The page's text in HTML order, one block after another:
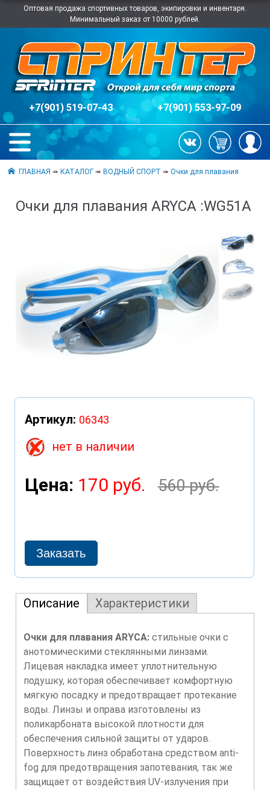
Оптовая продажа спортивных товаров, экипировки и инвентаря.
Минимальный заказ от 10000 рублей.
+7(901) 519-07-43 +7(901) 553-97-09
ГЛАВНАЯ ➠КАТАЛОГ ➠ВОДНЫЙ СПОРТ ➠Очки для плавания
Очки для плавания ARYCA :WG51А
❮ ❯
Артикул: 06343
нет в наличии
Цена: 170 руб. 560 руб.
Описание Характеристики
Очки для плавания ARYCA:стильные очки с
анотомическими стеклянными линзами.
Лицевая накладка имеет уплотнительную
подушку, которая обеспечивает комфортную
мягкую посадку и предотвращает протекание
воды. Линзы и оправа изготовлены из
поликарбоната высокой плотности для
обеспечения сильной защиты от ударов.
Поверхность линз обработана средством anti-
fog для предотвращения запотевания, так же
защищает от воздействия UV-излучения при